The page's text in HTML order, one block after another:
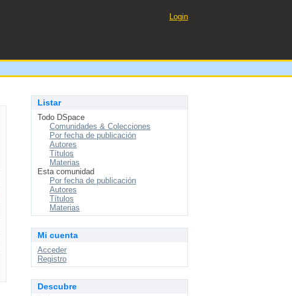
Login
Listar
Todo DSpace
Comunidades & Colecciones
Por fecha de publicación
Autores
Títulos
Materias
Esta comunidad
Por fecha de publicación
Autores
Títulos
Materias
Mi cuenta
Acceder
Registro
Descubre